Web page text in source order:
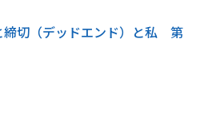
切（デッドエンド）と私 第